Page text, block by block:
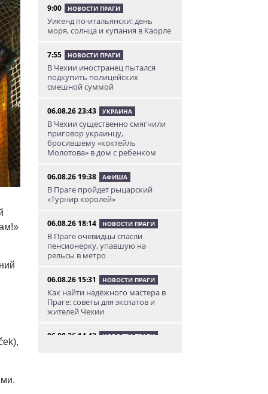
9:00 НОВОСТИ ПРАГИ
Уикенд по-итальянски: день
моря, солнца и купания в Каорле
7:55 НОВОСТИ ПРАГИ
В Чехии иностранец пытался
подкупить полицейских
смешной суммой
06.08.26 23:43 УКРАИНА
В Чехии существенно смягчили
приговор украинцу,
бросившему «коктейль
Молотова» в дом с ребенком
06.08.26 19:38 АФИША
В Праге пройдет рыцарский
«Турнир королей»
06.08.26 18:14 НОВОСТИ ПРАГИ
В Праге очевидцы спасли
пенсионерку, упавшую на
рельсы в метро
06.08.26 15:31 НОВОСТИ ПРАГИ
Как найти надёжного мастера в
Праге: советы для экспатов и
жителей Чехии
06.08.26 14:42 НОВОСТИ ПРАГИ